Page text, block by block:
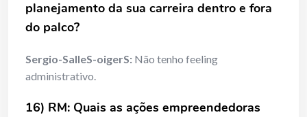
planejamento da sua carreira dentro e fora
do palco?
Sergio-SalleS-oigerS: Não tenho feeling
administrativo.
16) RM: Quais as ações empreendedoras